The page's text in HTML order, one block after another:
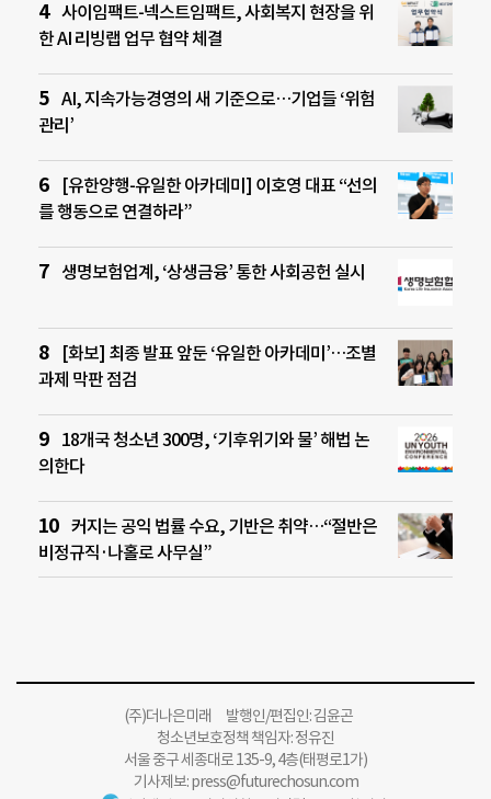
사이임팩트-넥스트임팩트, 사회복지 현장을 위
한 AI 리빙랩 업무 협약 체결
AI, 지속가능경영의 새 기준으로…기업들 ‘위험
관리’
[유한양행-유일한 아카데미] 이호영 대표 “선의
를 행동으로 연결하라”
생명보험업계, ‘상생금융’ 통한 사회공헌 실시
[화보] 최종 발표 앞둔 ‘유일한 아카데미’…조별
과제 막판 점검
18개국 청소년 300명, ‘기후위기와 물’ 해법 논
의한다
커지는 공익 법률 수요, 기반은 취약…“절반은
비정규직·나홀로 사무실”
(주)더나은미래 발행인/편집인: 김윤곤
청소년보호정책 책임자: 정유진
서울 중구 세종대로 135-9, 4층(태평로1가)
기사제보:press@futurechosun.com